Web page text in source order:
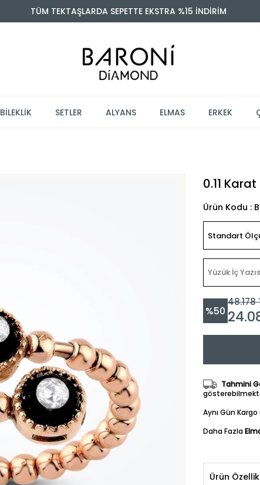
TÜM TEKTAŞLARDA SEPETTE EKSTRA %15 İNDİRİM
BİLEKLİK SETLER ALYANS ELMAS ERKEK
0.11
Ürün Kodu :
%50
48.178
Tahmini
Aynı Gün
Daha Fazla
Ürün